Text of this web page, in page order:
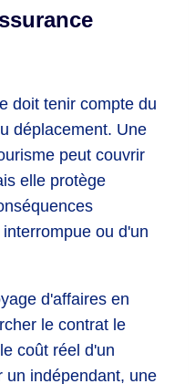
doit tenir compte du
déplacement. Une
peut couvrir
elle protège
ou d'un
d'affaires en
le contrat le
coût réel d'un
un indépendant, une